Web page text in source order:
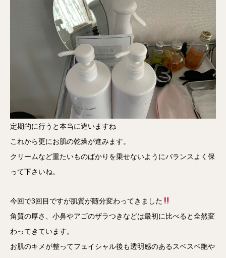
定期的に行うと本当に違いますね
これから更にお肌の乾燥が進みます。
クリームなど重たいものばかりを乗せないようにバランスよく保
って下さいね。
今回で3回目ですが肌質が随分変わってきました
角質の厚さ、小鼻やアゴのザラつきなどは最初に比べると全然変
わってきています。
お肌のキメが整ってフェイシャル後も透明感のあるスベスベ艶や